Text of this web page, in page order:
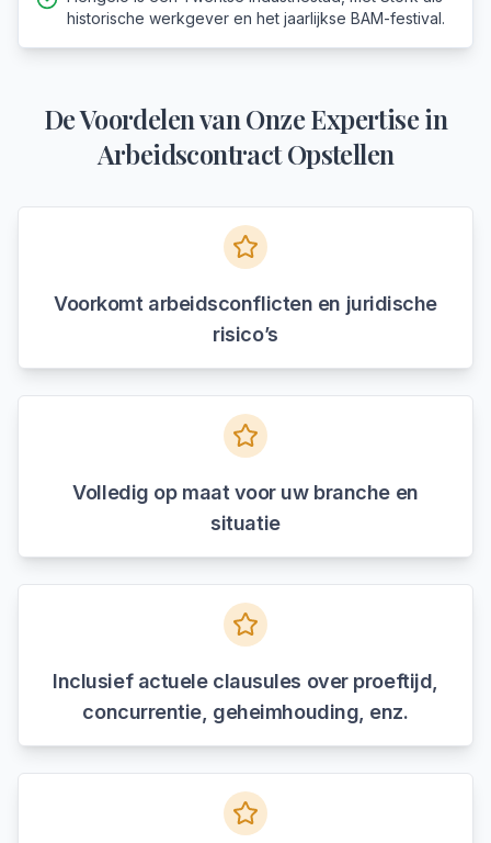
historische werkgever en het jaarlijkse BAM-festival.
De Voordelen van Onze Expertise in
Arbeidscontract Opstellen
Voorkomt arbeidsconflicten en juridische
risico’s
Volledig op maat voor uw branche en
situatie
Inclusief actuele clausules over proeftijd,
concurrentie, geheimhouding, enz.